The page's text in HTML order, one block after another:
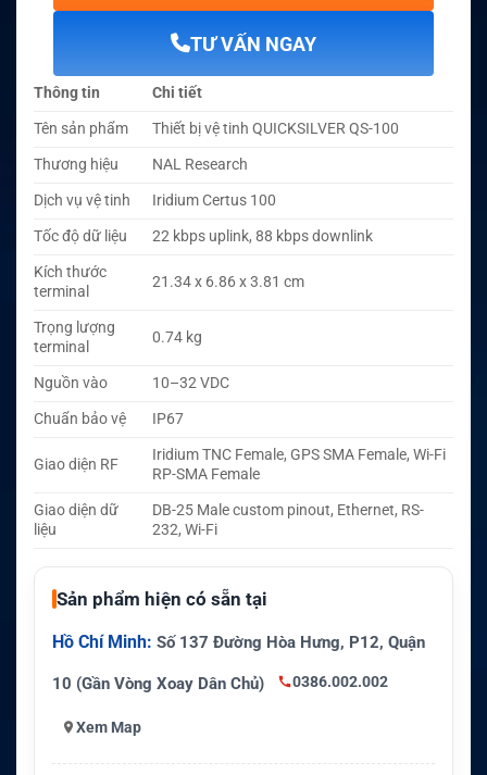
TƯ VẤN NGAY
Thông tin
Chi tiết
Tên sản phẩm
Thiết bị vệ tinh QUICKSILVER QS-100
Thương hiệu
NAL Research
Dịch vụ vệ tinh
Iridium Certus 100
Tốc độ dữ liệu
22 kbps uplink, 88 kbps downlink
Kích thước
terminal
21.34 x 6.86 x 3.81 cm
Trọng lượng
terminal
0.74 kg
Nguồn vào
10–32 VDC
Chuẩn bảo vệ
IP67
Giao diện RF
Iridium TNC Female, GPS SMA Female, Wi-Fi
RP-SMA Female
Giao diện dữ
liệu
DB-25 Male custom pinout, Ethernet, RS-
232, Wi-Fi
Sản phẩm hiện có sẵn tại
Hồ Chí Minh: Số 137 Đường Hòa Hưng, P12, Quận
10 (Gần Vòng Xoay Dân Chủ) 0386.002.002
Xem Map